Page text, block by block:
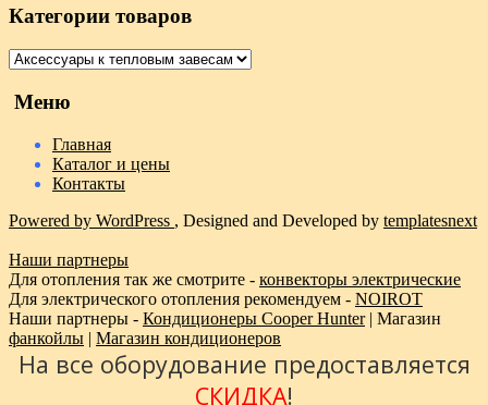
Категории товаров
Меню
Главная
Каталог и цены
Контакты
Powered by WordPress , Designed and Developed by templatesnext
Наши партнеры
Для отопления так же смотрите - конвекторы электрические
Для электрического отопления рекомендуем - NOIROT
Наши партнеры - Кондиционеры Cooper Hunter| Магазин
фанкойлы | Магазин кондиционеров
На все оборудование предоставляется
СКИДКА!